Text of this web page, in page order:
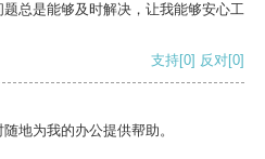
总是能够及时解决，让我能够安心工
支持[0] 反对[0]
地为我的办公提供帮助。